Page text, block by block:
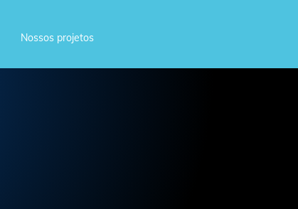
Nossos projetos